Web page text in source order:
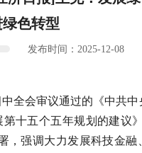
色转型
发布时间：2025-12-08
全会审议通过的《中共中
第十五个五年规划的建议
，强调大力发展科技金融